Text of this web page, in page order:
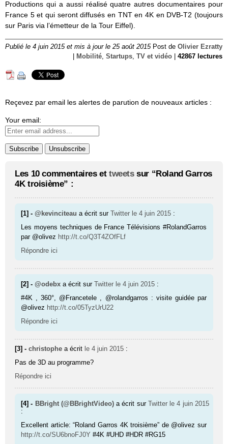
Productions qui a aussi réalisé quatre autres documentaires pour
France 5 et qui seront diffusés en TNT en 4K en DVB-T2 (toujours
sur Paris via l’émetteur de la Tour Eiffel).
Publié le 4 juin 2015 et mis à jour le 25 août 2015 Post de Olivier Ezratty
Mobilité Startups TV et vidéo 42867 lectures
Reçevez par email les alertes de parution de nouveaux articles :
Your email:
Les 10 commentaires et tweetssur “Roland Garros
4K troisième” :
[1] -@kevinciteau a écrit surTwitter le 4 juin 2015 :
Les moyens techniques de France Télévisions #RolandGarros
par @olivez http://t.co/Q3T4ZOfFLf
Répondre ici
[2] -@odebx a écrit surTwitter le 4 juin 2015 :
#4K , 360°, @Francetele , @rolandgarros : visite guidée par
@olivez http://t.co/05TyzUrU22
Répondre ici
[3] -christophe a écrit le 4 juin 2015 :
Pas de 3D au programme?
Répondre ici
[4] - BBright (@BBrightVideo) a écrit sur Twitter le 4 juin 2015
:
Excellent article: “Roland Garros 4K troisième” de @olivez sur
http://t.co/SU6bnoFJ0Y #4K #UHD #HDR #RG15